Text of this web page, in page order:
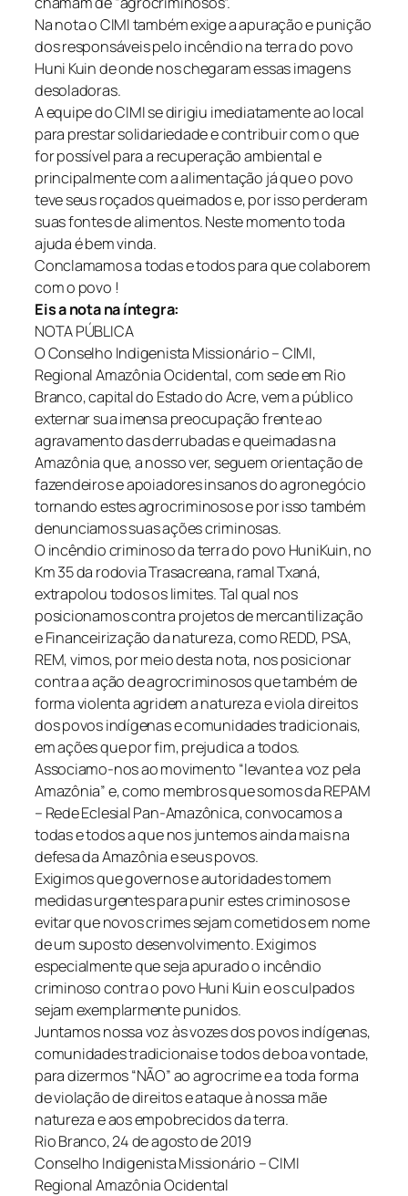
Na nota o CIMI também exige a apuração e punição
dos responsáveis pelo incêndio na terra do povo
Huni Kuin de onde nos chegaram essas imagens
desoladoras.
A equipe do CIMI se dirigiu imediatamente ao local
para prestar solidariedade e contribuir com o que
for possível para a recuperação ambiental e
principalmente com a alimentação já que o povo
teve seus roçados queimados e, por isso perderam
suas fontes de alimentos. Neste momento toda
ajuda é bem vinda.
Conclamamos a todas e todos para que colaborem
com o povo !
Eis a nota na íntegra:
NOTA PÚBLICA
O Conselho Indigenista Missionário – CIMI,
Regional Amazônia Ocidental, com sede em Rio
Branco, capital do Estado do Acre, vem a público
externar sua imensa preocupação frente ao
agravamento das derrubadas e queimadas na
Amazônia que, a nosso ver, seguem orientação de
fazendeiros e apoiadores insanos do agronegócio
tornando estes agrocriminosos e por isso também
denunciamos suas ações criminosas.
O incêndio criminoso da terra do povo HuniKuin, no
Km 35 da rodovia Trasacreana, ramal Txaná,
extrapolou todos os limites. Tal qual nos
posicionamos contra projetos de mercantilização
e Financeirização da natureza, como REDD, PSA,
REM, vimos, por meio desta nota, nos posicionar
contra a ação de agrocriminosos que também de
forma violenta agridem a natureza e viola direitos
dos povos indígenas e comunidades tradicionais,
em ações que por fim, prejudica a todos.
Associamo-nos ao movimento “levante a voz pela
Amazônia” e, como membros que somos da REPAM
– Rede Eclesial Pan-Amazônica, convocamos a
todas e todos a que nos juntemos ainda mais na
defesa da Amazônia e seus povos.
Exigimos que governos e autoridades tomem
medidas urgentes para punir estes criminosos e
evitar que novos crimes sejam cometidos em nome
de um suposto desenvolvimento. Exigimos
especialmente que seja apurado o incêndio
criminoso contra o povo Huni Kuin e os culpados
sejam exemplarmente punidos.
Juntamos nossa voz às vozes dos povos indígenas,
comunidades tradicionais e todos de boa vontade,
para dizermos “NÃO” ao agrocrime e a toda forma
de violação de direitos e ataque à nossa mãe
natureza e aos empobrecidos da terra.
Rio Branco, 24 de agosto de 2019
Conselho Indigenista Missionário – CIMI
Regional Amazônia Ocidental